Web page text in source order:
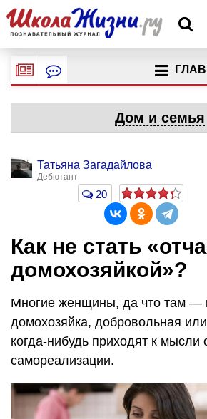
Дом и семья
Татьяна Загадайлова
Дебютант
20
Как не стать
домохозяйкой»?
Многие женщины, да что там —
домохозяйка, добровольная
когда-нибудь приходят к мысли
самореализации.